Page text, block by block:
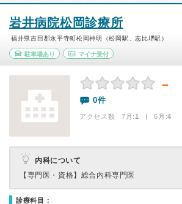
岩井病院松岡診療所
福井県吉田郡永平寺町松岡神明（松岡駅、志比堺駅）
駐車場あり マイナ受付
－
0件
アクセス数 7月:1 | 6月:4
内科について
【専門医・資格】 総合内科専門医
診療科目：